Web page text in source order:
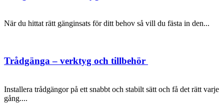
När du hittat rätt gänginsats för ditt behov så vill du fästa in den...
Trådgänga – verktyg och tillbehör
Installera trådgängor på ett snabbt och stabilt sätt och få det rätt varje
gång....